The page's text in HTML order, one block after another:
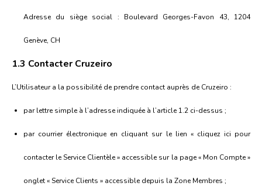
Adresse du siège social : Boulevard Georges-Favon 43, 1204
Genève, CH
1.3 Contacter Cruzeiro
L’Utilisateur a la possibilité de prendre contact auprès de Cruzeiro :
par lettre simple à l’adresse indiquée à l’article 1.2 ci-dessus ;
par courrier électronique en cliquant sur le lien « cliquez ici pour
contacter le Service Clientèle » accessible sur la page « Mon Compte »
onglet « Service Clients » accessible depuis la Zone Membres ;